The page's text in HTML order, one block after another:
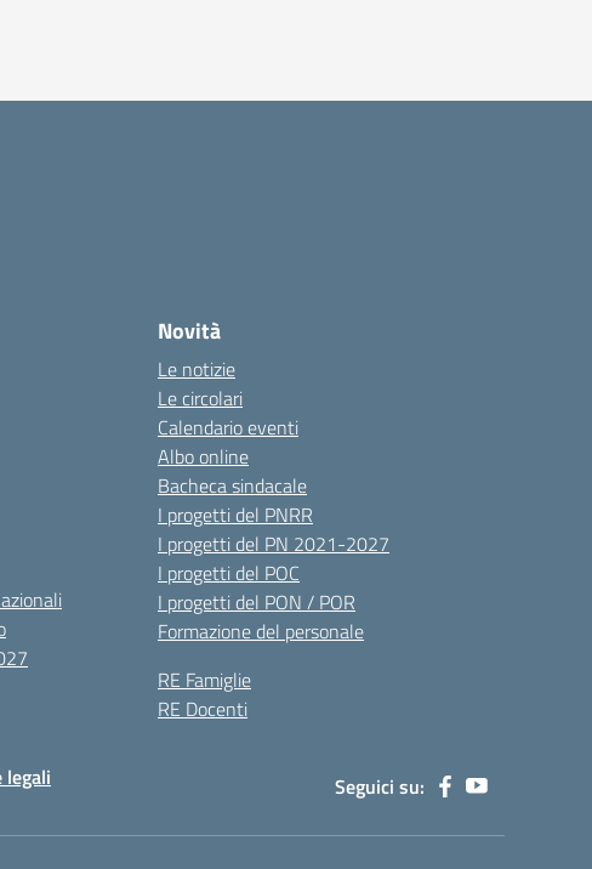
Novità
Le notizie
Le circolari
Calendario eventi
Albo online
Bacheca sindacale
I progetti del PNRR
I progetti del PN 2021-2027
I progetti del POC
I progetti del PON / POR
Formazione del personale
RE Famiglie
RE Docenti
legali Seguici su: